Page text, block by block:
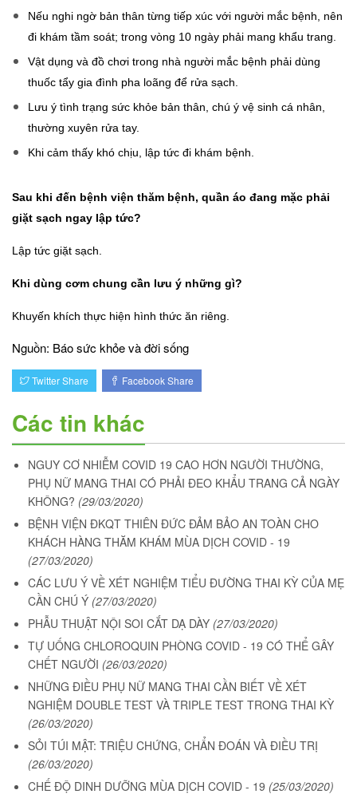
Nếu nghi ngờ bản thân từng tiếp xúc với người mắc bệnh, nên
đi khám tầm soát; trong vòng 10 ngày phải mang khẩu trang.
Vật dụng và đồ chơi trong nhà người mắc bệnh phải dùng
thuốc tẩy gia đình pha loãng để rửa sạch.
Lưu ý tình trạng sức khỏe bản thân, chú ý vệ sinh cá nhân,
thường xuyên rửa tay.
Khi cảm thấy khó chịu, lập tức đi khám bệnh.
Sau khi đến bệnh viện thăm bệnh, quần áo đang mặc phải
giặt sạch ngay lập tức?
Lập tức giặt sạch.
Khi dùng cơm chung cần lưu ý những gì?
Khuyến khích thực hiện hình thức ăn riêng.
Nguồn: Báo sức khỏe và đời sống
Twitter Share Facebook Share
Các tin khác
NGUY CƠ NHIỄM COVID 19 CAO HƠN NGƯỜI THƯỜNG,
PHỤ NỮ MANG THAI CÓ PHẢI ĐEO KHẨU TRANG CẢ NGÀY
KHÔNG? (29/03/2020)
BỆNH VIỆN ĐKQT THIÊN ĐỨC ĐẢM BẢO AN TOÀN CHO
KHÁCH HÀNG THĂM KHÁM MÙA DỊCH COVID - 19
(27/03/2020)
CÁC LƯU Ý VỀ XÉT NGHIỆM TIỂU ĐƯỜNG THAI KỲ CỦA MẸ
CẦN CHÚ Ý (27/03/2020)
PHẪU THUẬT NỘI SOI CẮT DẠ DÀY (27/03/2020)
TỰ UỐNG CHLOROQUIN PHÒNG COVID - 19 CÓ THỂ GÂY
CHẾT NGƯỜI (26/03/2020)
NHỮNG ĐIỀU PHỤ NỮ MANG THAI CẦN BIẾT VỀ XÉT
NGHIỆM DOUBLE TEST VÀ TRIPLE TEST TRONG THAI KỲ
(26/03/2020)
SỎI TÚI MẬT: TRIỆU CHỨNG, CHẨN ĐOÁN VÀ ĐIỀU TRỊ
(26/03/2020)
CHẾ ĐỘ DINH DƯỠNG MÙA DỊCH COVID - 19 (25/03/2020)